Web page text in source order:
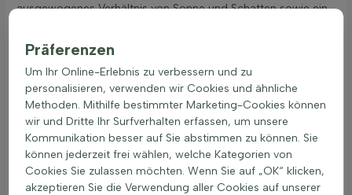
ausgewogenes Verhältnis von Sonne und Schatten sowie ein
halten. Pflegeleichte Gartenpflanzen bevorzugen oft einen
neutralen bis leicht sauren pH-Wert. Ein pH-Wert zwischen 6
und 7 ist ideal. Faktoren wie Bodenart und Wasserqualität
können den pH-Wert beeinflussen. Eine regelmäßige
Überprüfung des pH-Werts kann helfen, die optimalen
Bedingungen für pflegeleichte Pflanzen zu gewährleisten.
Pflanzzeit für pflegearme Sorten
Pflanzen wie pflegeleichte Gartenpflanzen können das ganze
Jahr über gepflanzt werden, wenn sie in Töpfen geliefert
Präferenzen
Um Ihr Online-Erlebnis zu verbessern und zu
personalisieren, verwenden wir Cookies und ähnliche
Methoden. Mithilfe bestimmter Marketing-Cookies können
wir und Dritte Ihr Surfverhalten erfassen, um unsere
Kommunikation besser auf Sie abstimmen zu können. Sie
können jederzeit frei wählen, welche Kategorien von
Cookies Sie zulassen möchten. Wenn Sie auf „OK“ klicken,
akzeptieren Sie die Verwendung aller Cookies auf unserer